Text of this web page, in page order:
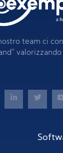
team ci